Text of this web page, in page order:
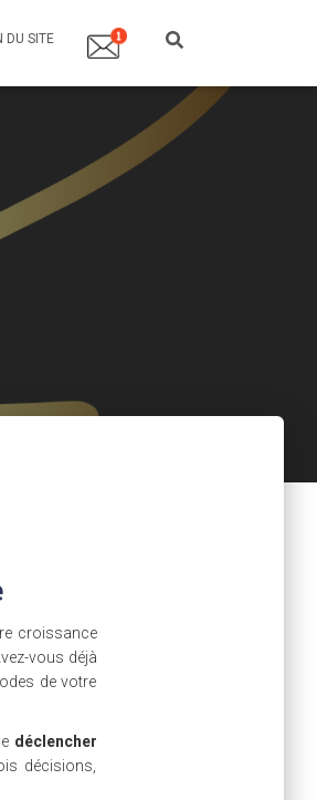
DU SITE
croissance
vous déjà
de votre
déclencher
décisions,